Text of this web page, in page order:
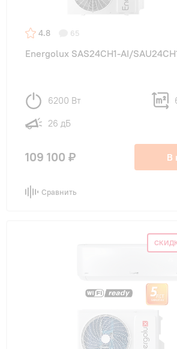
4.8 65
Energolux SAS24CH1-AI/
6200 Вт
26 дБ
109 100 ₽ В
Сравнить